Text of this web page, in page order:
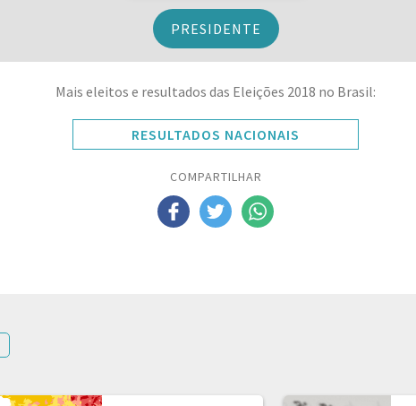
PRESIDENTE
Mais eleitos e resultados das Eleições 2018 no Brasil:
RESULTADOS NACIONAIS
COMPARTILHAR